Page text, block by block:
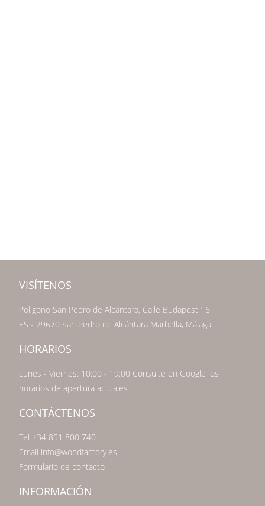
VISÍTENOS
Poligono San Pedro de Alcántara, Calle Budapest 16
ES - 29670 San Pedro de Alcántara Marbella, Málaga
HORARIOS
Lunes - Viernes: 10:00 - 19:00 Consulte en Google los
horarios de apertura actuales
CONTÁCTENOS
Tel +34 851 800 740
Email info@woodfactory.es
Formulario de contacto
INFORMACIÓN